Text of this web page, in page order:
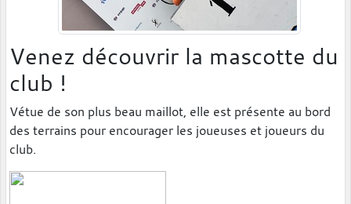
Venez découvrir la mascotte du
club !
Vétue de son plus beau maillot, elle est présente au bord
des terrains pour encourager les joueuses et joueurs du
club.